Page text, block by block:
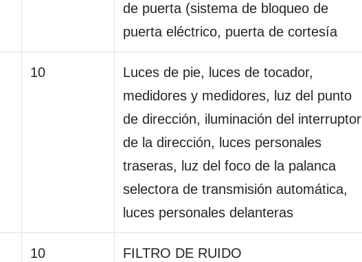
de puerta (sistema de bloqueo de
puerta eléctrico, puerta de cortesía
10
Luces de pie, luces de tocador,
medidores y medidores, luz del punto
de dirección, iluminación del interruptor
de la dirección, luces personales
traseras, luz del foco de la palanca
selectora de transmisión automática,
luces personales delanteras
10 FILTRO DE RUIDO